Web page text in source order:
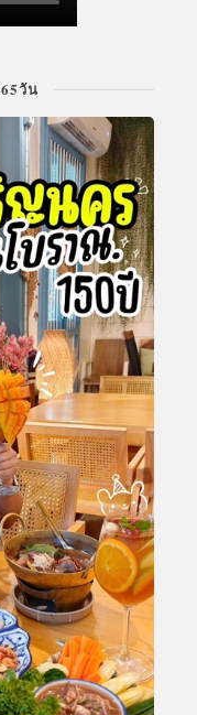
วัน